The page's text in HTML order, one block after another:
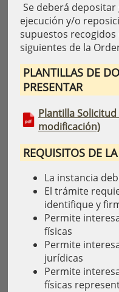
Se deberá
ejecución y/o
supuestos
siguientes de la
PLANTILLAS DE
PRESENTAR
Plantilla
modificación)
REQUISITOS DE
La instancia
El trámite
identifique y
Permite
físicas
Permite
jurídicas
Permite
físicas